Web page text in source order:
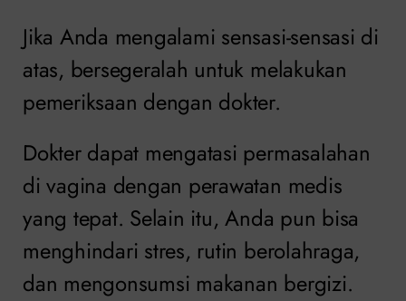
Jika Anda mengalami sensasi-sensasi di
atas, bersegeralah untuk melakukan
pemeriksaan dengan dokter.
Dokter dapat mengatasi permasalahan
di vagina dengan perawatan medis
yang tepat. Selain itu, Anda pun bisa
menghindari stres, rutin berolahraga,
dan mengonsumsi makanan bergizi.